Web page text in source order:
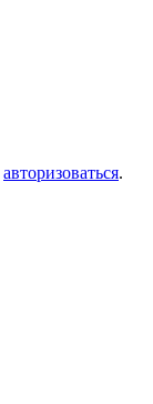
авторизоваться.